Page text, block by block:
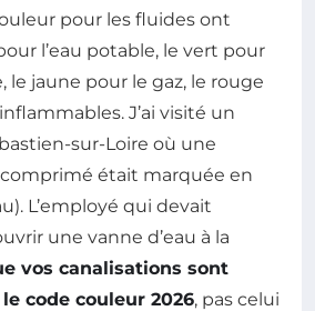
pour les fluides ont
l’eau potable, le vert pour
le jaune pour le gaz, le rouge
J’ai visité un
sur-Loire où une
comprimé était marquée en
L’employé qui devait
une vanne d’eau à la
vos canalisations sont
code couleur 2026, pas celui